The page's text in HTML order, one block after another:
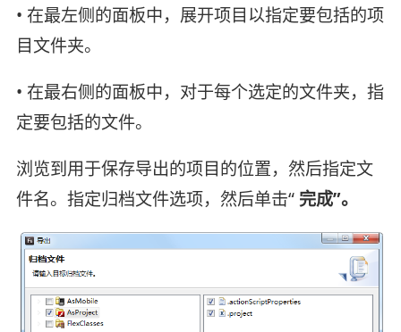
• 在最左侧的面板中，展开项目以指定要包括的项
目文件夹。
• 在最右侧的面板中，对于每个选定的文件夹，指
定要包括的文件。
浏览到用于保存导出的项目的位置，然后指定文
件名。指定归档文件选项，然后单击“完成”。